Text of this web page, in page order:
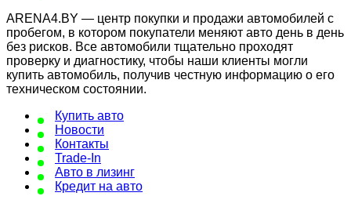
ARENA4.BY — центр покупки и продажи автомобилей с
пробегом, в котором покупатели меняют авто день в день
без рисков. Все автомобили тщательно проходят
проверку и диагностику, чтобы наши клиенты могли
купить автомобиль, получив честную информацию о его
техническом состоянии.
Купить авто
Новости
Контакты
Trade-In
Авто в лизинг
Кредит на авто